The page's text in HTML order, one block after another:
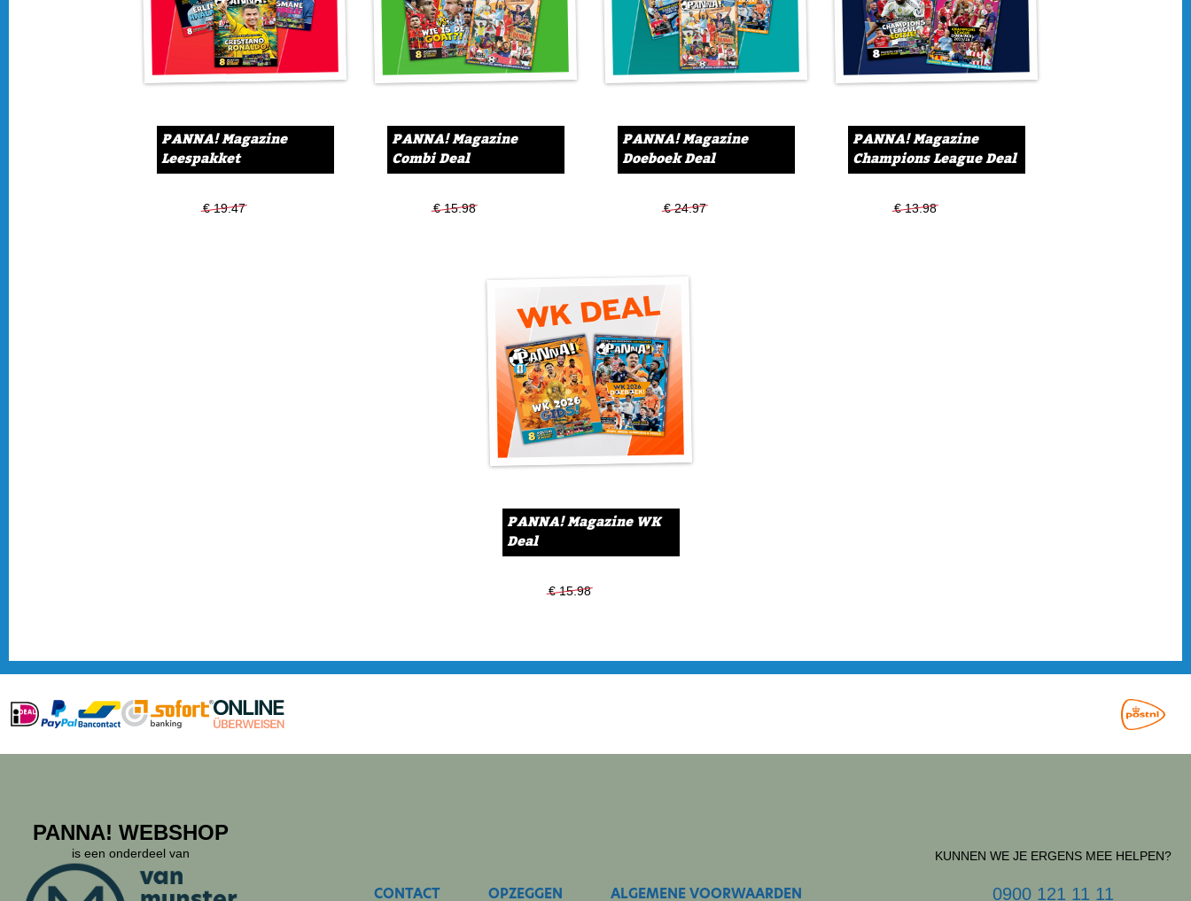
je voor. Bijnamen, stadions, trainers, sterspelers, de Nederlanders, de prijzenkast, de
kwalificatie en zelfs de verwachte opstelling. Alles kun je vinden!
Erling Haaland!
Doelpunten, doelpunten en nog eens doelpunten. Erling Haaland is een mens, maar
PANNA! sprak de levende doelpuntenmachine van Manchester City en topscorer van de
Champions League. "Het kan altijd beter. Elke dag werk ik daar kei- en keihard voor."
Mats Wieffer maakt zich op voor zijn eerste Champions League. Maar eh... de
Grote Champions League Doeboek Quiz!
Wie zijn de drie tegenstanders van Feyenoord in de groepsfase? Hoe heet de kampioen
van Servië die zich rechtstreeks heeft geplaatst voor de groepsfase? En hoe zwaar is de
Champions League-beker? Het zijn enkele vragen die aan bod komen in de grote
Champions League Doeboek Quiz. 33 in totaal. Weet jij ze allemaal te beantwoorden?
Sicky heeft honger bij Wembley!
hij iets lekkers kan gaan halen?
welkomstgeschenk uit. Veel leesplezier!
PANNA! Magazine
Leespakket
€ 19.47€ 14.99
PANNA! Magazine
Combi Deal
€ 15.98€ 12.99
PANNA! Magazine
Doeboek Deal
€ 24.97€ 18.49
PANNA! Magazine
Champions League Deal
€ 13.98€ 11.99
PANNA! Magazine WK
Deal
€ 15.98€ 13.99
PANNA! WEBSHOP
is een onderdeel van
CONTACT OPZEGGEN ALGEMENE VOORWAARDEN
KUNNEN WE JE ERGENS MEE HELPEN?
0900 121 11 11